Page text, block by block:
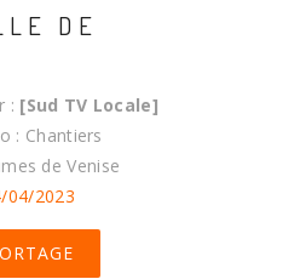
DE
: [Sud TV Locale]
: Chantiers
de Venise
04/2023